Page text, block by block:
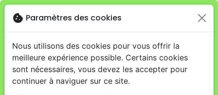
Je veux retirer ma commande au 4, rue Audubon
(Gare de Lyon), Parisclose
warningCette boutique en ligne est limitée au retrait en
magasin.
Pour les livraisons à domicile, veuillez passer vos
commandes sur la boutique La Maison de la Bible
cookie Paramètres des cookies
Nous utilisons des cookies pour vous offrir la
meilleure expérience possible. Certains cookies
sont nécessaires, vous devez les accepter pour
continuer à naviguer sur ce site.